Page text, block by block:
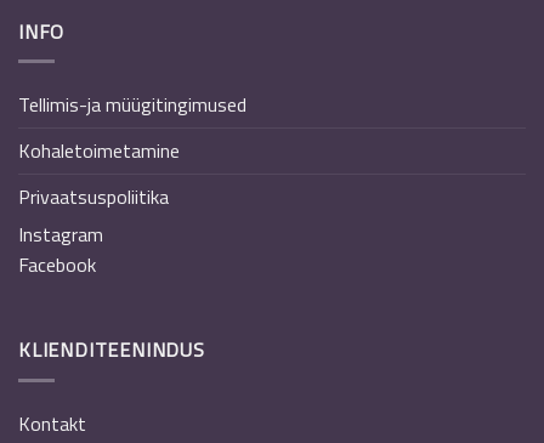
INFO
Tellimis-ja müügitingimused
Kohaletoimetamine
Privaatsuspoliitika
Instagram
Facebook
KLIENDITEENINDUS
Kontakt